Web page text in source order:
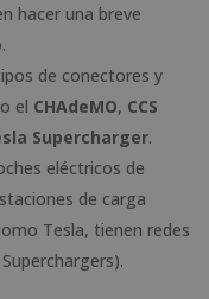
hacer una breve
de conectores y
el CHAdeMO, CCS
Supercharger.
eléctricos de
de carga
Tesla, tienen redes